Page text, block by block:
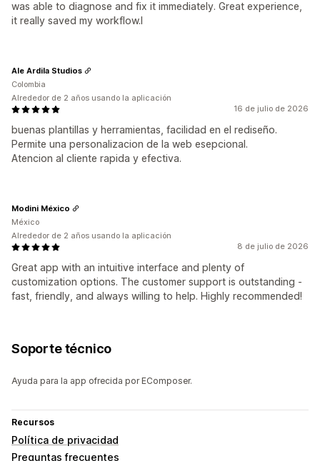
was able to diagnose and fix it immediately. Great experience,
it really saved my workflow.l
16 de julio de 2026
buenas plantillas y herramientas, facilidad en el rediseño.
Permite una personalizacion de la web esepcional.
Atencion al cliente rapida y efectiva.
Ale Ardila Studios
Colombia
Alrededor de 2 años usando la aplicación
8 de julio de 2026
Great app with an intuitive interface and plenty of
customization options. The customer support is outstanding -
fast, friendly, and always willing to help. Highly recommended!
Modini México
México
Alrededor de 2 años usando la aplicación
Soporte técnico
Ayuda para la app ofrecida por EComposer.
Recursos
Política de privacidad
Preguntas frecuentes